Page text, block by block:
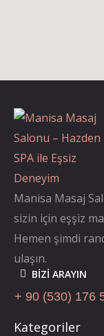
Manisa Masaj
sizin için eşşiz
Hemen şimdi
ulaşın.
BIZI ARAYIN
+ 90 (530) 176
Kategoriler